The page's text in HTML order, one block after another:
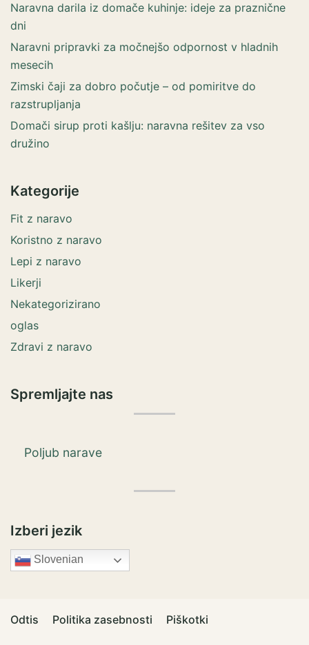
Naravna darila iz domače kuhinje: ideje za praznične
dni
Naravni pripravki za močnejšo odpornost v hladnih
mesecih
Zimski čaji za dobro počutje – od pomiritve do
razstrupljanja
Domači sirup proti kašlju: naravna rešitev za vso
družino
Kategorije
Fit z naravo
Koristno z naravo
Lepi z naravo
Likerji
Nekategorizirano
oglas
Zdravi z naravo
Spremljajte nas
Poljub narave
Izberi jezik
Slovenian
Odtis Politika zasebnosti Piškotki